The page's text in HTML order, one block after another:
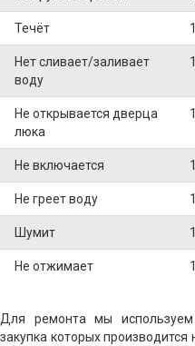
Течёт
Нет сливает/заливает
воду
Не открывается дверца
люка
Не включается
Не греет воду
Шумит
Не отжимает
Для ремонта мы используем
закупка которых производится